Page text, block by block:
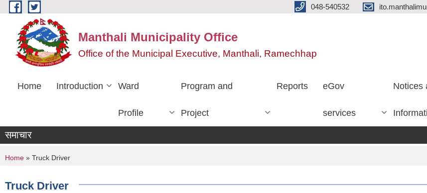
Skip to main content 048-540532
Manthali Municipality Office
Office of the Municipal Executive, Manthali, Ramechhap
Home Introduction Ward
Profile
Program and
Project
Reports eGov
services
Notices
समाचार
You are here
Home » Truck Driver
Truck Driver